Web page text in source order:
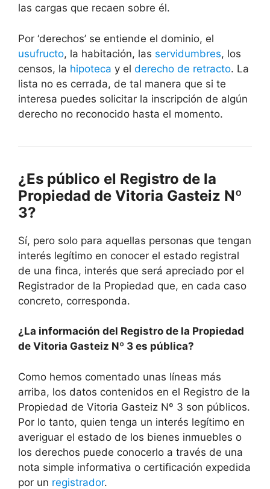
las cargas que recaen sobre él.
Por ‘derechos’ se entiende el dominio, el
usufructo, la habitación, las servidumbres, los
censos, la hipoteca y el derecho de retracto. La
lista no es cerrada, de tal manera que si te
interesa puedes solicitar la inscripción de algún
derecho no reconocido hasta el momento.
¿Es público el Registro de la
Propiedad de Vitoria Gasteiz Nº
3?
Sí, pero solo para aquellas personas que tengan
interés legítimo en conocer el estado registral
de una finca, interés que será apreciado por el
Registrador de la Propiedad que, en cada caso
concreto, corresponda.
¿La información del Registro de la Propiedad
de Vitoria Gasteiz Nº 3 es pública?
Como hemos comentado unas líneas más
arriba, los datos contenidos en el Registro de la
Propiedad de Vitoria Gasteiz Nº 3 son públicos.
Por lo tanto, quien tenga un interés legítimo en
averiguar el estado de los bienes inmuebles o
los derechos puede conocerlo a través de una
nota simple informativa o certificación expedida
por un registrador.